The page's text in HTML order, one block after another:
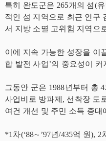
특히 완도군은 265개의 섬(
적인 섬 지역으로 최근 인구
서 지방 소멸 고위험 지역으
이에 지속 가능한 성장을 이
합 발전 사업’의 중요성이 커
그동안 군은 1988년부터 총
사업비로 방파제, 선착장 도
여건 개선 및 주민 소득 증대
*1차(‘88∼’97년/435억 원), 2